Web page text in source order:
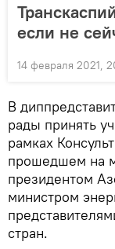
если не
14 февраля 2021,
В
рады принять
рамках
прошедшем на
президентом
министром
стран.